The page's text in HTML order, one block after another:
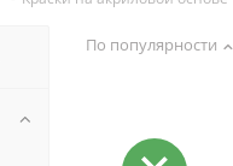
По популярности